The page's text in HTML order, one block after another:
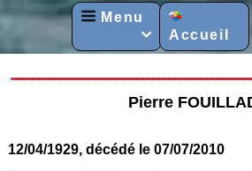
Menu
 Accueil
Pierre
né
12/04/1929, décédé le 07/07/2010